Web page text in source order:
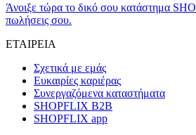
Άνοιξε τώρα το δικό σου κατάστημα
πωλήσεις σου.
ΕΤΑΙΡΕΙΑ
Σχετικά με εμάς
Ευκαιρίες καριέρας
Συνεργαζόμενα καταστήματα
SHOPFLIX B2B
SHOPFLIX app